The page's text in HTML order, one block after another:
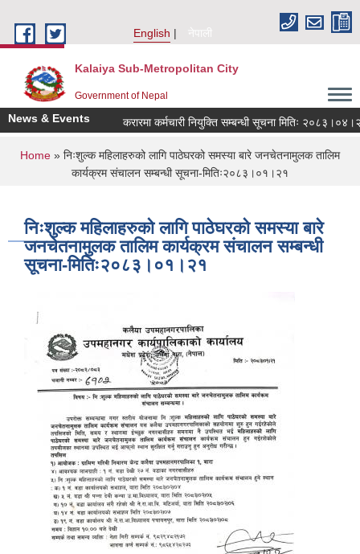
English
नेपाली
Kalaiya Sub-Metropolitan City
Government of Nepal
News & Events करारमा कर्मचारी नियुक्ति सम्बन्धी सूचना मितिः २०८३।०४।२१
You are here
Home » निःशुल्क महिलाहरुको लागि पाठेघरको समस्या बारे जनचेतनामुलक तालिम
कार्यक्रम संचालन सम्बन्धी सूचना-मितिः२०८३।०१।२१
निःशुल्क महिलाहरुको लागि पाठेघरको समस्या बारे
जनचेतनामुलक तालिम कार्यक्रम संचालन सम्बन्धी
सूचना-मितिः२०८३।०१।२१